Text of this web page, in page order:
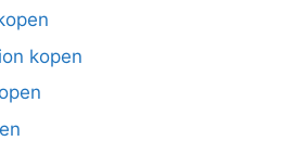
kopen